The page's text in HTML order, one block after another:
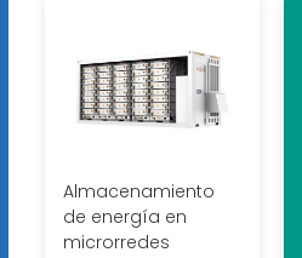
Almacenamiento
de energía en
microrredes